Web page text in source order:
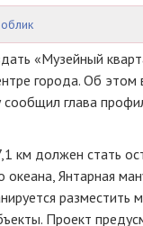
«Музейный
города. Об этом
глава
км должен стать
Янтарная
разместить
Проект